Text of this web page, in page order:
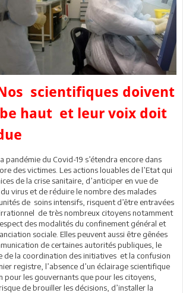
scientifiques doivent
haut et leur voix doit
pandémie du Covid-19 s’étendra encore dans
des victimes. Les actions louables de l’Etat qui
de la crise sanitaire, d’anticiper en vue de
virus et de réduire le nombre des malades
de soins intensifs, risquent d’être entravées
de très nombreux citoyens notamment
des modalités du confinement général et
sociale. Elles peuvent aussi être gênées
de certaines autorités publiques, le
de la coordination des initiatives et la confusion
registre, l’absence d’un éclairage scientifique
pour les gouvernants que pour les citoyens,
de brouiller les décisions, d’installer la